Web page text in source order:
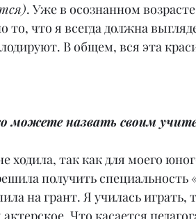
. Уже в осознанном
что я всегда должна
В общем, вся эта
можете назвать своим
ходила, так как для моего
получить специальность
на грант. Я училась играть,
Что касается